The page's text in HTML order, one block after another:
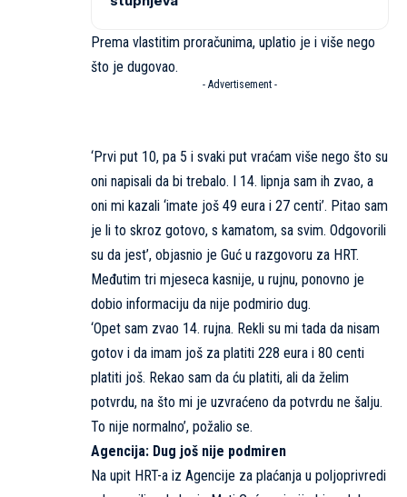
Prema vlastitim proračunima, uplatio je i više nego
što je dugovao.
- Advertisement -
‘Prvi put 10, pa 5 i svaki put vraćam više nego što su
oni napisali da bi trebalo. I 14. lipnja sam ih zvao, a
oni mi kazali ‘imate još 49 eura i 27 centi’. Pitao sam
je li to skroz gotovo, s kamatom, sa svim. Odgovorili
su da jest’, objasnio je Guć u razgovoru za HRT.
Međutim tri mjeseca kasnije, u rujnu, ponovno je
dobio informaciju da nije podmirio dug.
‘Opet sam zvao 14. rujna. Rekli su mi tada da nisam
gotov i da imam još za platiti 228 eura i 80 centi
platiti još. Rekao sam da ću platiti, ali da želim
potvrdu, na što mi je uzvraćeno da potvrdu ne šalju.
To nije normalno’, požalio se.
Agencija: Dug još nije podmiren
Na upit HRT-a iz Agencije za plaćanja u poljoprivredi